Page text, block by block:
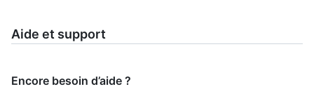
Aide et support
Encore besoin d’aide ?